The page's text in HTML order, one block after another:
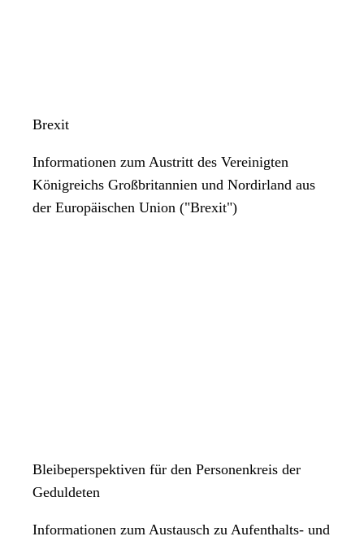
Brexit
Informationen zum Austritt des Vereinigten
Königreichs Großbritannien und Nordirland aus
der Europäischen Union ("Brexit")
Bleibeperspektiven für den Personenkreis der
Geduldeten
Informationen zum Austausch zu Aufenthalts- und